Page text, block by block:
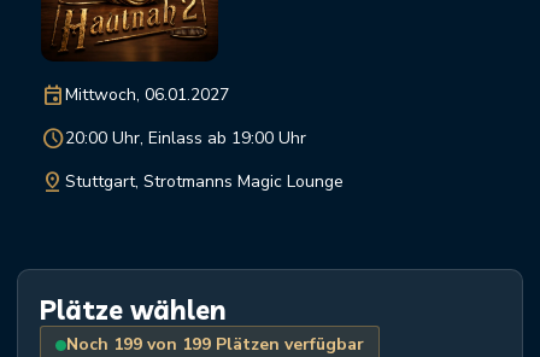
eventMittwoch, 06.01.2027
schedule20:00 Uhr, Einlass ab 19:00 Uhr
pin_drop Stuttgart, Strotmanns Magic Lounge
Plätze wählen
Noch 199 von 199 Plätzen verfügbar